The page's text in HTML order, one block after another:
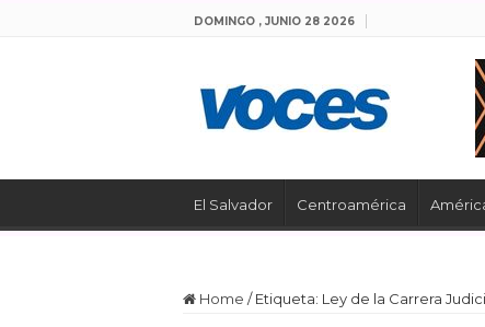
DOMINGO , JUNIO 28 2026
El Salvador Centroamérica
Home / Etiqueta: Ley de la Carrera